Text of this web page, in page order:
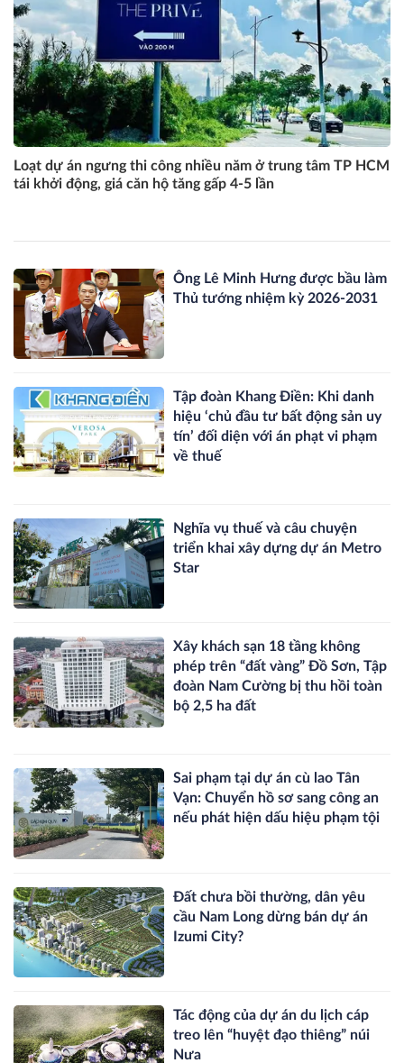
Loạt dự án ngưng thi công nhiều năm ở trung tâm TP HCM
tái khởi động, giá căn hộ tăng gấp 4-5 lần
Ông Lê Minh Hưng được bầu làm
Thủ tướng nhiệm kỳ 2026-2031
Tập đoàn Khang Điền: Khi danh
hiệu ‘chủ đầu tư bất động sản uy
tín’ đối diện với án phạt vi phạm
về thuế
Nghĩa vụ thuế và câu chuyện
triển khai xây dựng dự án Metro
Star
Xây khách sạn 18 tầng không
phép trên “đất vàng” Đồ Sơn, Tập
đoàn Nam Cường bị thu hồi toàn
bộ 2,5 ha đất
Sai phạm tại dự án cù lao Tân
Vạn: Chuyển hồ sơ sang công an
nếu phát hiện dấu hiệu phạm tội
Đất chưa bồi thường, dân yêu
cầu Nam Long dừng bán dự án
Izumi City?
Tác động của dự án du lịch cáp
treo lên “huyệt đạo thiêng” núi
Nưa